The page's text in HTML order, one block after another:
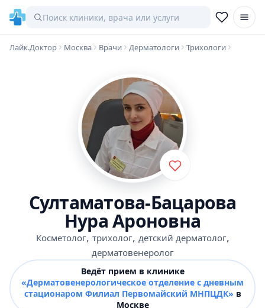
Лайк.Доктор Москва Врачи Дерматологи Трихологи
Султаматова-Бацарова
Нура Ароновна
Косметолог, трихолог, детский дерматолог,
дерматовенеролог
Ведёт прием в клинике
«Дерматовенерологическое отделение с дневным
стационаром Филиал Первомайский МНПЦДК» в
Москве